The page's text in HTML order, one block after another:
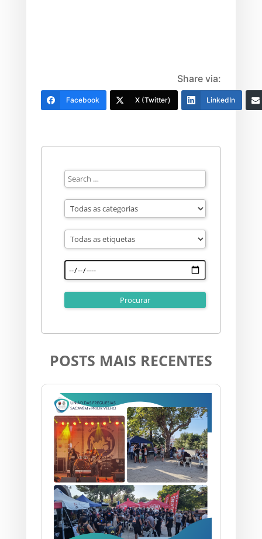
Share via:
Facebook X (Twitter) LinkedIn
POSTS MAIS RECENTES